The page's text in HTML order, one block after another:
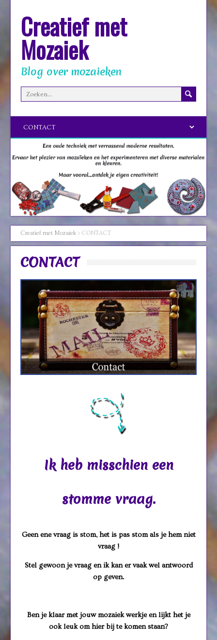
Creatief met
Mozaiek
Blog over mozaieken
Creatief met Mozaiek > CONTACT
CONTACT
Ik heb misschien een
stomme vraag.
Geen ene vraag is stom, het is pas stom als je hem niet
vraag !
Stel gewoon je vraag en ik kan er vaak wel antwoord
op geven.
Ben je klaar met jouw mozaiek werkje en lijkt het je
ook leuk om hier bij te komen staan?